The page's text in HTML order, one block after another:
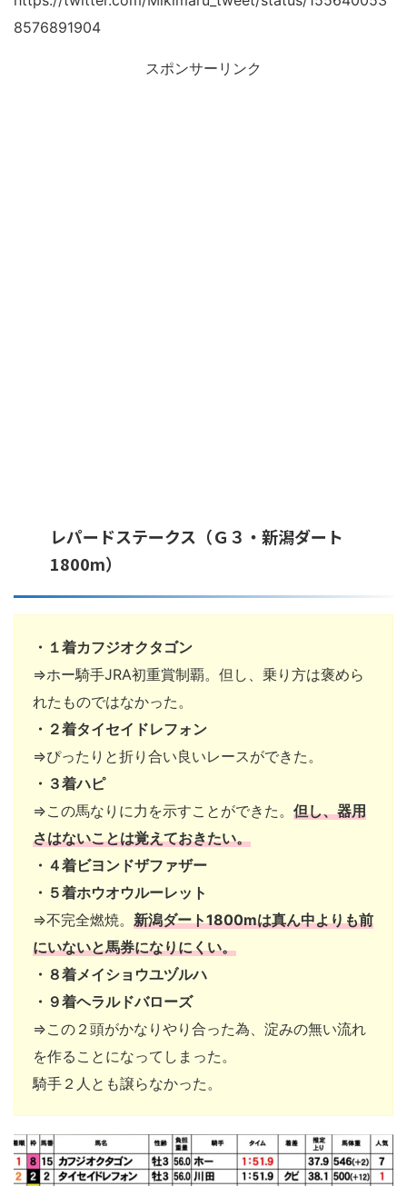
8576891904
スポンサーリンク
レパードステークス（Ｇ３・新潟ダート
1800m）
・１着カフジオクタゴン
⇒ホー騎手JRA初重賞制覇。但し、乗り方は褒めら
れたものではなかった。
・２着タイセイドレフォン
⇒ぴったりと折り合い良いレースができた。
・３着ハピ
⇒この馬なりに力を示すことができた。 但し、器用
さはないことは覚えておきたい。
・４着ビヨンドザファザー
・５着ホウオウルーレット
⇒不完全燃焼。 新潟ダート1800mは真ん中よりも前
にいないと馬券になりにくい。
・８着メイショウユヅルハ
・９着ヘラルドバローズ
⇒この２頭がかなりやり合った為、淀みの無い流れ
を作ることになってしまった。
騎手２人とも譲らなかった。